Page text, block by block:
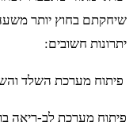
שיחקתם בחוץ יותר
יתרונות חשובים:
פיתוח מערכת השלד
פיתוח מערכת לב-ריאה